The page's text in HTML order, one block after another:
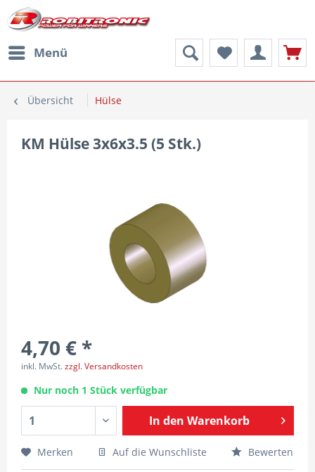
Menü
Übersicht Hülse
KM Hülse 3x6x3.5 (5 Stk.)
4,70 € *
inkl. MwSt.zzgl. Versandkosten
Nur noch 1 Stück verfügbar
In den Warenkorb
Merken Auf die Wunschliste Bewerten